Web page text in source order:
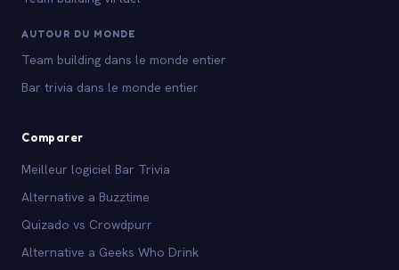
AUTOUR DU MONDE
Team building dans le monde entier
Bar trivia dans le monde entier
Comparer
Meilleur logiciel Bar Trivia
Alternative a Buzztime
Quizado vs Crowdpurr
Alternative a Geeks Who Drink